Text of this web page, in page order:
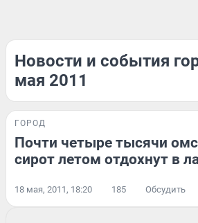
Новости и события
мая 2011
ГОРОД
Почти четыре тысячи
сирот летом отдохнут в
18 мая, 2011, 18:20 185 Обсудить